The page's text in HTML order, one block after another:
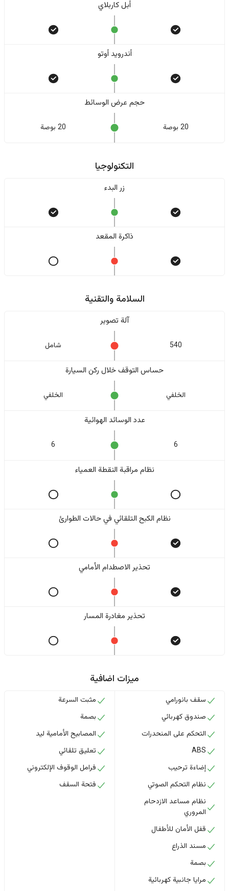
أبل كاربلاي
أندرويد أوتو
حجم عرض الوسائط
20 بوصة 20 بوصة
التكنولوجيا
زر البدء
ذاكرة المقعد
السلامة والتقنية
آلة تصوير
540 شامل
حساس التوقف خلال ركن السيارة
الخلفي الخلفي
عدد الوسائد الهوائية
6
6
نظام مراقبة النقطة العمياء
نظام الكبح التلقائي في حالات الطوارئ
تحذير الاصطدام الأمامي
تحذير مغادرة المسار
ميزات اضافية
سقف بانورامي
صندوق كهربائي
التحكم على المنحدرات
ABS
إضاءة ترحيب
نظام التحكم الصوتي
نظام مساعد الازدحام
المروري
قفل الأمان للأطفال
مسند الذراع
بصمة
مرايا جانبية كهربائية
مثبت السرعة
بصمة
المصابيح الأمامية ليد
تعليق تلقائي
فرامل الوقوف الإلكتروني
فتحة السقف